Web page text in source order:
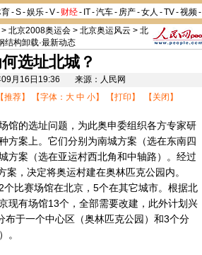
-S-娱乐-V- 财经- IT-汽车- 房产-女人 -TV-视频-
> 北京2008奥运会 > 北京奥运风云 > 北
结构卸载·最新动态
选址北城？
月16日19:36 来源：人民网
推荐】 【字体： 大 中 小】 【打印 】 【 关闭 】
的选址问题，为此奥申委组织各方专家研
方案上。它们分别为南城方案（选在东南四
方案（选在亚运村西北角和中轴路）。经过
，决定将奥运村建在奥林匹克公园内。
比赛场馆在北京，5个在其它城市。根据北
现有场馆13个，全部需要改建，此外计划兴
于一个中心区（奥林匹克公园）和3个分
。